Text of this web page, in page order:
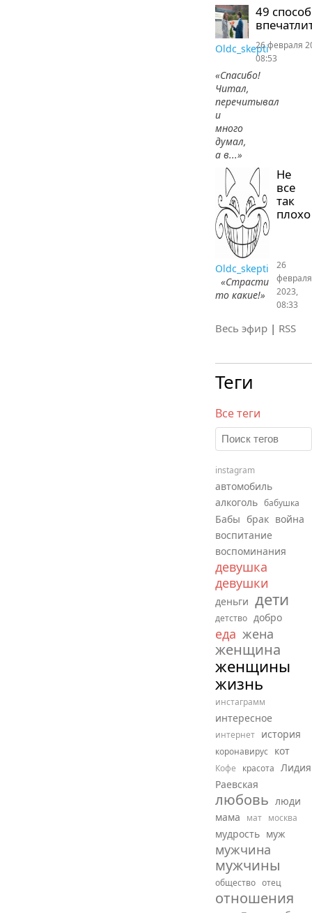
49
Oldc_skepti
«Спасибо!
Читал,
перечитывал
и
много
думал,
а в...»
26 февраля
08:53
Не
все
так
плохо
Oldc_skepti
«Страсти
то какие!»
26
февраля
2023,
08:33
Весь эфир | RSS
Теги
Все теги
instagram
автомобиль
алкоголь бабушка
Бабы брак война
воспитание
воспоминания
девушка
девушки
деньги дети
детство добро
еда жена
женщина
женщины
жизнь
инстаграмм
интересное
интернет история
коронавирус кот
Кофе красота Лидия
Раевская
любовь люди
мама
мат москва
мудрость муж
мужчина
мужчины
общество отец
отношения